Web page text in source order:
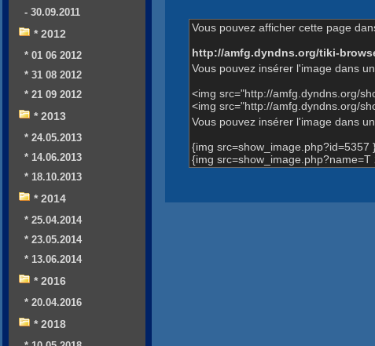
Vous pouvez afficher cette page
http://amfg.dyndns.org/tiki-
Vous pouvez insérer l'image dans
<img src="http://amfg.dyndns.org/
<img src="http://amfg.dyndns.org/
Vous pouvez insérer l'image dans
{img src=show_image.php?id=5357
{img
- 30.09.2011
* 2012
* 01 06 2012
* 31 08 2012
* 21 09 2012
* 2013
* 24.05.2013
* 14.06.2013
* 18.10.2013
* 2014
* 25.04.2014
* 23.05.2014
* 13.06.2014
* 2016
* 20.04.2016
* 2018